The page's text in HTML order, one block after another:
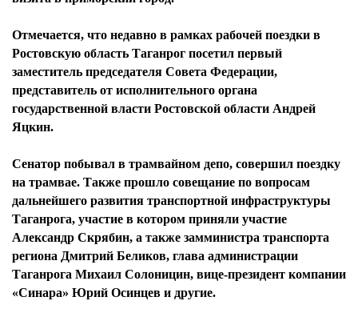
Отмечается, что недавно в рамках рабочей поездки в
Ростовскую область Таганрог посетил первый
заместитель председателя Совета Федерации,
представитель от исполнительного органа
государственной власти Ростовской области Андрей
Яцкин.
Сенатор побывал в трамвайном депо, совершил поездку
на трамвае. Также прошло совещание по вопросам
дальнейшего развития транспортной инфраструктуры
Таганрога, участие в котором приняли участие
Александр Скрябин, а также замминистра транспорта
региона Дмитрий Беликов, глава администрации
Таганрога Михаил Солоницин, вице-президент компании
«Синара» Юрий Осинцев и другие.